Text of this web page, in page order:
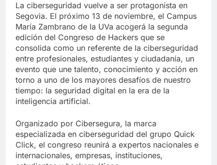
La ciberseguridad vuelve a ser protagonista en
Segovia. El próximo 13 de noviembre, el Campus
María Zambrano de la UVa acogerá la segunda
edición del Congreso de Hackers que se
consolida como un referente de la ciberseguridad
entre profesionales, estudiantes y ciudadanía, un
evento que une talento, conocimiento y acción en
torno a uno de los mayores desafíos de nuestro
tiempo: la seguridad digital en la era de la
inteligencia artificial.
Organizado por Cibersegura, la marca
especializada en ciberseguridad del grupo Quick
Click, el congreso reunirá a expertos nacionales e
internacionales, empresas, instituciones,